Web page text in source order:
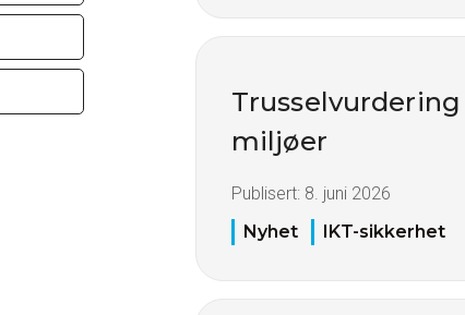
miljøer
Publisert: 8. juni 2026
Nyhet
IKT-sikkerhet